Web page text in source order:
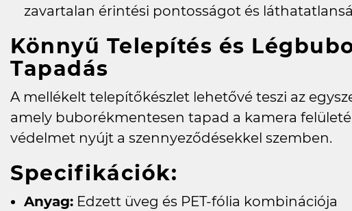
zavartalan érintési pontosságot és
Könnyű Telepítés és
Tapadás
A mellékelt telepítőkészlet lehetővé teszi az
amely buborékmentesen tapad a kamera
védelmet nyújt a szennyeződésekkel szemben.
Specifikációk:
Anyag: Edzett üveg és PET-fólia kombinációja